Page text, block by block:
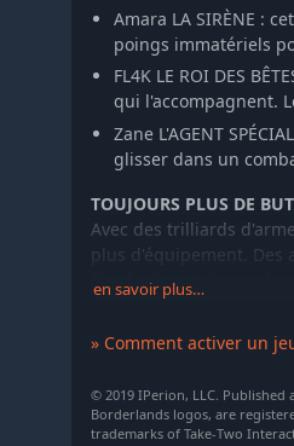
Amara LA SIRÈNE :
poings immatériels
FL4K LE ROI DES
qui l'accompagnent.
Zane L'AGENT
glisser dans un
TOUJOURS PLUS DE
Avec des trilliards
plus d'équipement. Des
Des fusils cracheurs de
en les injuriant
NOUVELLES PLANÈTES
uniques à explorer et
bataillez dans un
en savoir plus…
» Comment activer un
© 2019 IPerion, LLC.
Borderlands logos, are
trademarks of Take-Two